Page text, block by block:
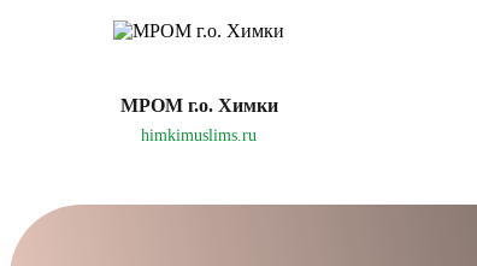
МРОМ г.о. Химки
himkimuslims.ru